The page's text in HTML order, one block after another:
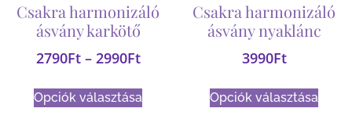
Csakra harmonizáló
ásvány karkötő
2790Ft – 2990Ft
Opciók választása
Csakra harmonizáló
ásvány nyaklánc
3990Ft
Opciók választása